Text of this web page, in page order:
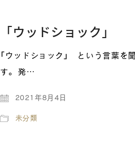
「ウッドショック」
「ウッドショック」 という言葉を
す。 発…
2021年8月4日
未分類